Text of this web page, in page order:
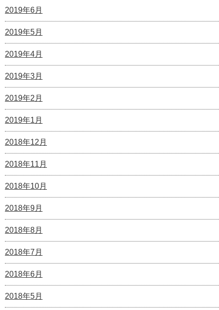
2019年6月
2019年5月
2019年4月
2019年3月
2019年2月
2019年1月
2018年12月
2018年11月
2018年10月
2018年9月
2018年8月
2018年7月
2018年6月
2018年5月